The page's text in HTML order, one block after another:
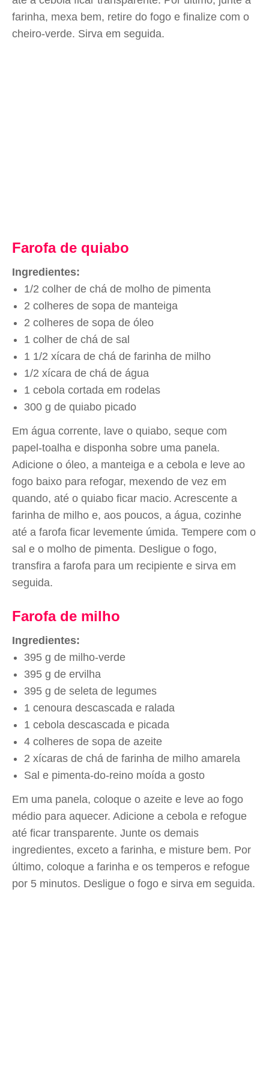
farinha, mexa bem, retire do fogo e finalize com o
cheiro-verde. Sirva em seguida.
Farofa de quiabo
Ingredientes:
1/2 colher de chá de molho de pimenta
2 colheres de sopa de manteiga
2 colheres de sopa de óleo
1 colher de chá de sal
1 1/2 xícara de chá de farinha de milho
1/2 xícara de chá de água
1 cebola cortada em rodelas
300 g de quiabo picado
Em água corrente, lave o quiabo, seque com
papel-toalha e disponha sobre uma panela.
Adicione o óleo, a manteiga e a cebola e leve ao
fogo baixo para refogar, mexendo de vez em
quando, até o quiabo ficar macio. Acrescente a
farinha de milho e, aos poucos, a água, cozinhe
até a farofa ficar levemente úmida. Tempere com o
sal e o molho de pimenta. Desligue o fogo,
transfira a farofa para um recipiente e sirva em
seguida.
Farofa de milho
Ingredientes:
395 g de milho-verde
395 g de ervilha
395 g de seleta de legumes
1 cenoura descascada e ralada
1 cebola descascada e picada
4 colheres de sopa de azeite
2 xícaras de chá de farinha de milho amarela
Sal e pimenta-do-reino moída a gosto
Em uma panela, coloque o azeite e leve ao fogo
médio para aquecer. Adicione a cebola e refogue
até ficar transparente. Junte os demais
ingredientes, exceto a farinha, e misture bem. Por
último, coloque a farinha e os temperos e refogue
por 5 minutos. Desligue o fogo e sirva em seguida.